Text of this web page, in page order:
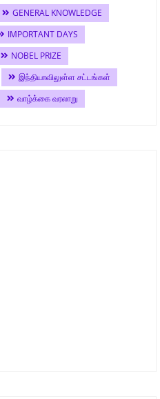
GENERAL KNOWLEDGE
IMPORTANT DAYS
NOBEL PRIZE
இந்தியாவிலுள்ள சட்டங்கள்
வாழ்க்கை வரலாறு